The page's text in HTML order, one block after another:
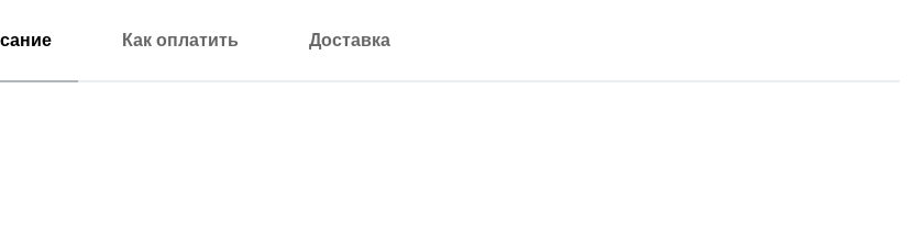
Как оплатить Доставка